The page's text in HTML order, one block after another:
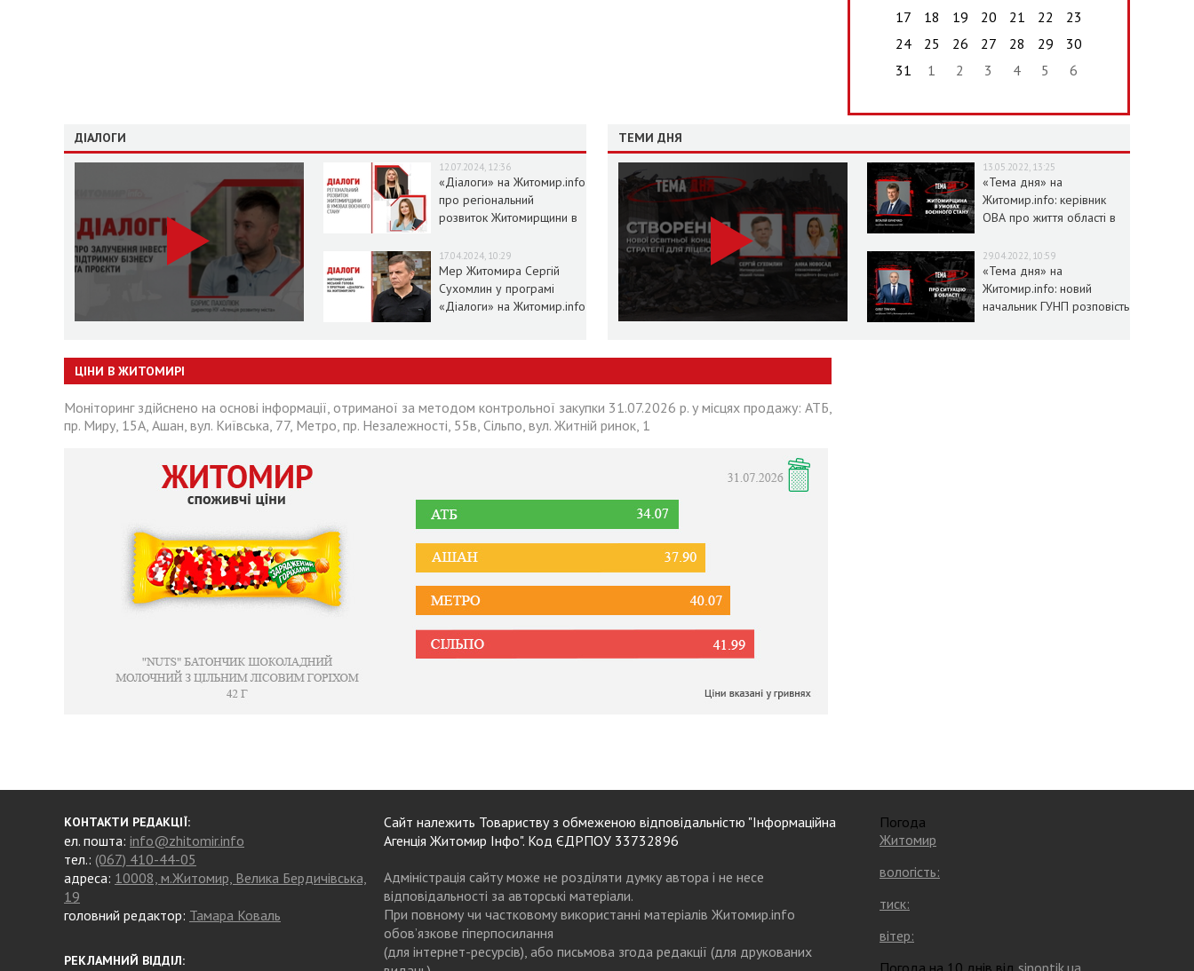
17
18 19 20 21 22
23
24
25 26 27 28 29
30
31
1 2 3 4 5 6
ДІАЛОГИ
12.07.2024, 12:36
«Діалоги» на Житомир.info
про регіональний
розвиток Житомирщини в
17.04.2024, 10:29
Мер Житомира Сергій
Сухомлин у програмі
«Діалоги» на Житомир.info
ТЕМИ ДНЯ
13.05.2022, 13:25
«Тема дня» на
Житомир.info: керівник
ОВА про життя області в
29.04.2022, 10:59
«Тема дня» на
Житомир.info: новий
начальник ГУНП розповість
ЦІНИ В ЖИТОМИРІ
Моніторинг здійснено на основі інформації, отриманої за методом контрольної закупки 31.07.2026 р. у місцях продажу: АТБ,
пр. Миру, 15А, Ашан, вул. Київська, 77, Метро, пр. Незалежності, 55в, Сільпо, вул. Житній ринок, 1
КОНТАКТИ РЕДАКЦІЇ:
ел. пошта: info@zhitomir.info
тел.: (067) 410-44-05
адреса: 10008, м.Житомир, Велика Бердичівська,
19
головний редактор: Тамара Коваль
РЕКЛАМНИЙ ВІДДІЛ:
Сайт належить Товариству з обмеженою відповідальністю "Інформаційна
Агенція Житомир Інфо". Код ЄДРПОУ 33732896
Адміністрація сайту може не розділяти думку автора і не несе
відповідальності за авторські матеріали.
При повному чи частковому використанні матеріалів Житомир.info
обов’язкове гіперпосилання
(для інтернет-ресурсів), або письмова згода редакції (для друкованих
Погода
Житомир
вологість:
тиск:
вітер:
Погода на 10 днів від sinoptik.ua